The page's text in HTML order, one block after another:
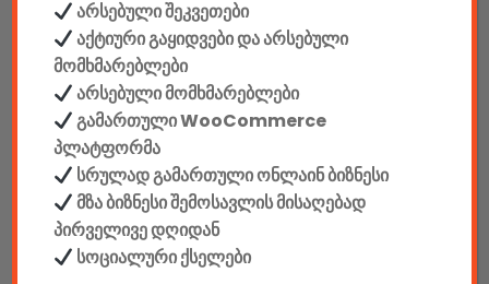
ჩანთები
სეიფები
კონსტრუქტორები
E-mobility
არსებული შეკვეთები
აქტიური გაყიდვები და არსებული
მომხმარებლები
არსებული მომხმარებლები
გამართული WooCommerce
პლატფორმა
სრულად გამართული ონლაინ ბიზნესი
მზა ბიზნესი შემოსავლის მისაღებად
პირველივე დღიდან
სოციალური ქსელები